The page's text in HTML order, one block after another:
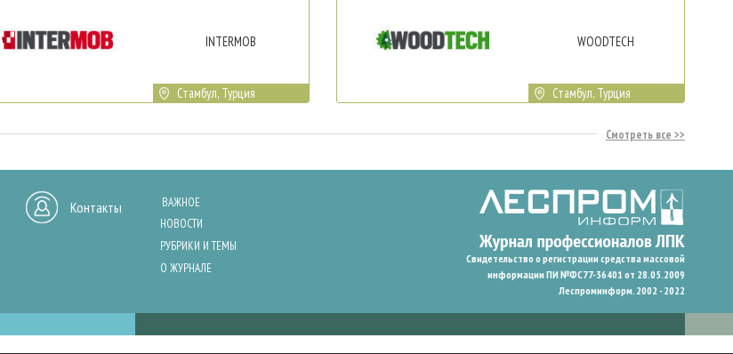
INTERMOB
Стамбул, Турция
WOODTECH
Стамбул, Турция
Смотреть все
Контакты
ВАЖНОЕ
НОВОСТИ
РУБРИКИ И ТЕМЫ
О ЖУРНАЛЕ
Свидетельство о регистрации средства массовой
информации ПИ №ФС77-36401 от 28.05.2009
Леспроминформ. 2002 - 2022